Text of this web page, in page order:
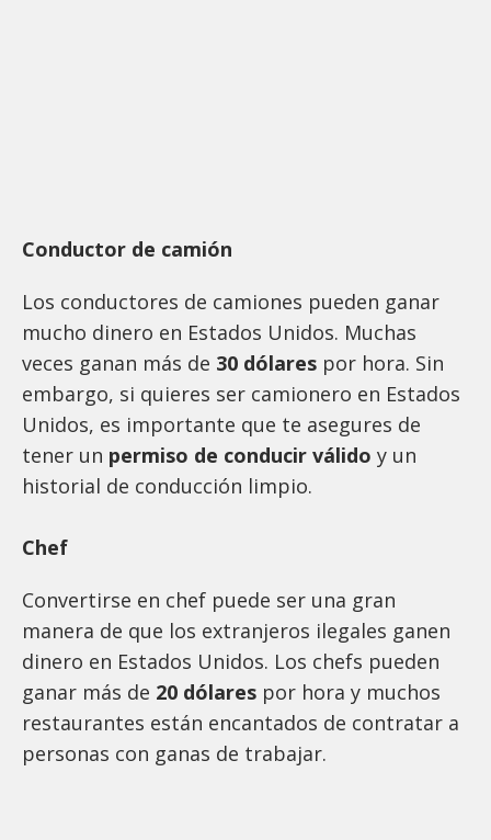
Conductor de camión
Los conductores de camiones pueden ganar
mucho dinero en Estados Unidos. Muchas
veces ganan más de 30 dólares por hora. Sin
embargo, si quieres ser camionero en Estados
Unidos, es importante que te asegures de
tener un permiso de conducir válido y un
historial de conducción limpio.
Chef
Convertirse en chef puede ser una gran
manera de que los extranjeros ilegales ganen
dinero en Estados Unidos. Los chefs pueden
ganar más de 20 dólares por hora y muchos
restaurantes están encantados de contratar a
personas con ganas de trabajar.